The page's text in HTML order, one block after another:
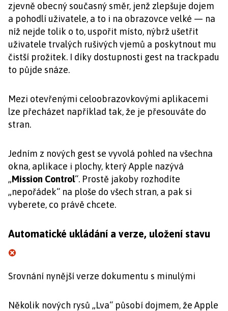
zjevně obecný současný směr, jenž zlepšuje dojem
a pohodlí uživatele, a to i na obrazovce velké — na
níž nejde tolik o to, uspořit místo, nýbrž ušetřit
uživatele trvalých rušivých vjemů a poskytnout mu
čistší prožitek. I díky dostupnosti gest na trackpadu
to půjde snáze.
Mezi otevřenými celoobrazovkovými aplikacemi
lze přecházet například tak, že je přesouváte do
stran.
Jedním z nových gest se vyvolá pohled na všechna
okna, aplikace i plochy, který Apple nazývá
„Mission Control“. Prostě jakoby rozhodíte
„nepořádek“ na ploše do všech stran, a pak si
vyberete, co právě chcete.
Automatické ukládání a verze, uložení stavu
Srovnání nynější verze dokumentu s minulými
Několik nových rysů „Lva“ působí dojmem, že Apple